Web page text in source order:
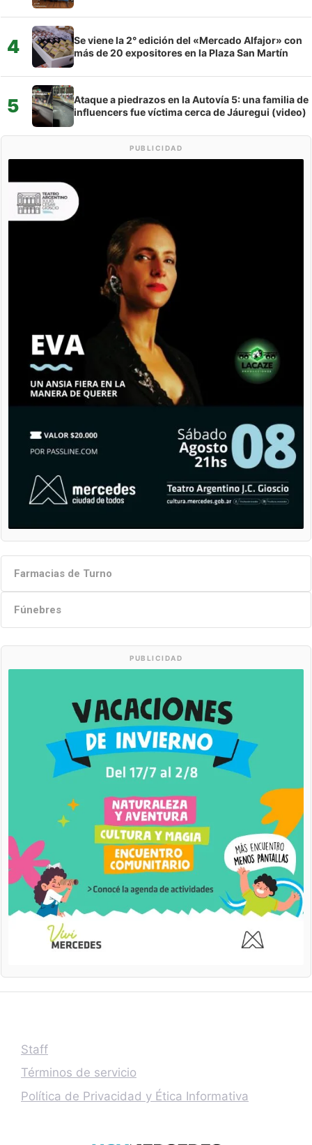
4
Se viene la 2° edición del «Mercado Alfajor» con
más de 20 expositores en la Plaza San Martín
5
Ataque a piedrazos en la Autovía 5: una familia de
influencers fue víctima cerca de Jáuregui (video)
PUBLICIDAD
Farmacias de Turno
Fúnebres
PUBLICIDAD
Staff
Términos de servicio
Política de Privacidad y Ética Informativa